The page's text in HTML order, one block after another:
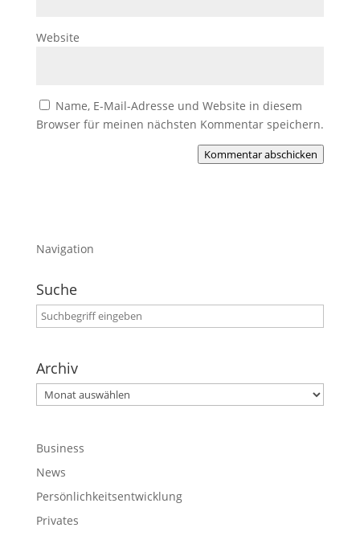
Website
Name, E-Mail-Adresse und Website in diesem
Browser für meinen nächsten Kommentar speichern.
Kommentar abschicken
Navigation
Suche
Archiv
Archiv
Business
News
Persönlichkeitsentwicklung
Privates